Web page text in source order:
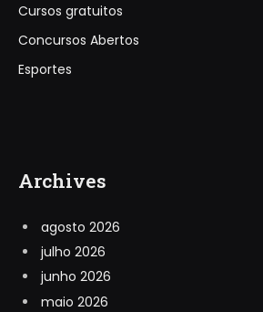
Cursos gratuitos
Concursos Abertos
Esportes
Archives
agosto 2026
julho 2026
junho 2026
maio 2026